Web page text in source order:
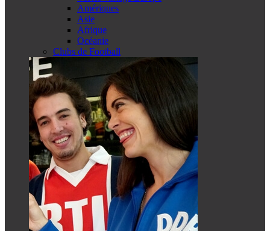
Amériques
Asie
Afrique
Océanie
Clubs de Football